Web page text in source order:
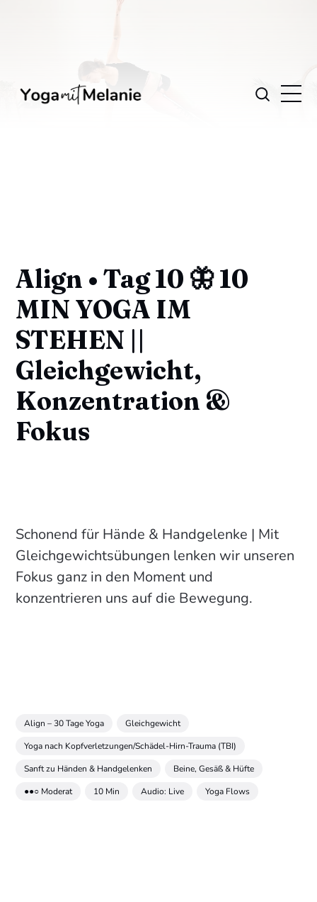
Align • Tag 10 🦋 10
MIN YOGA IM
STEHEN ||
Gleichgewicht,
Konzentration &
Fokus
Schonend für Hände & Handgelenke | Mit
Gleichgewichtsübungen lenken wir unseren
Fokus ganz in den Moment und
konzentrieren uns auf die Bewegung.
Align – 30 Tage Yoga
Gleichgewicht
Yoga nach Kopfverletzungen/Schädel-Hirn-Trauma (TBI)
Sanft zu Händen & Handgelenken
Beine, Gesäß & Hüfte
●●○ Moderat
10 Min Audio: Live Yoga Flows